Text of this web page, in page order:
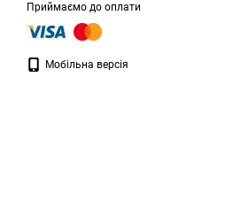
Приймаємо до оплати
Мобільна версія